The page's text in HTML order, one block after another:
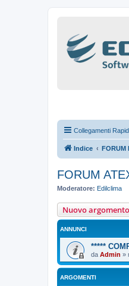
Collegamenti
Indice FORUM
FORUM
Moderatore: Edilclima
Nuovo argomento
ANNUNCI
*****
da Admin »
ARGOMENTI